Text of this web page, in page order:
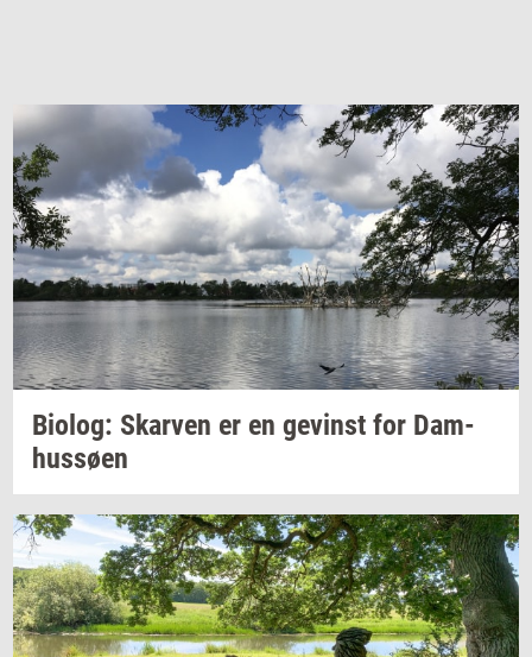
Bi­o­log: Skar­ven er en ge­vinst for Dam­
hus­sø­en